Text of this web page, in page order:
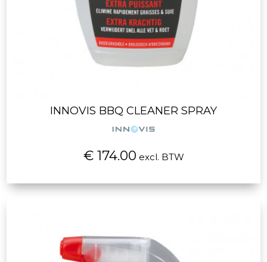
INNOVIS BBQ CLEANER SPRAY
€ 174.00 excl. BTW